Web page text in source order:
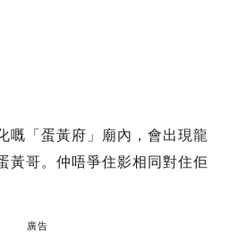
嘅「蛋黃府」廟內，會出現龍
黃哥。仲唔爭住影相同對住佢
廣告